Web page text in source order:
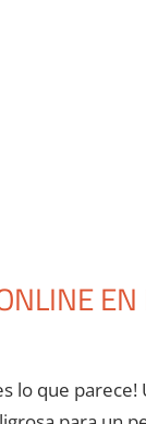
lo que parece!